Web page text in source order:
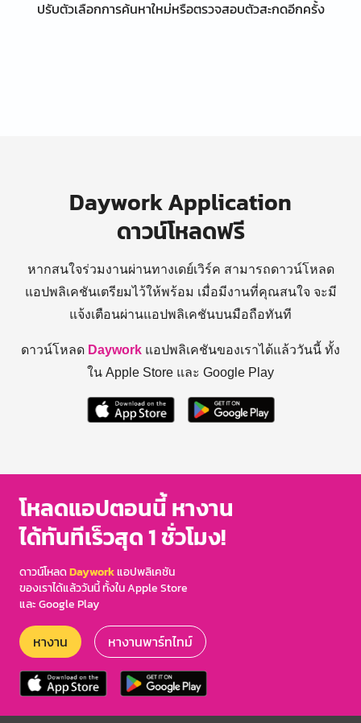
ปรับตัวเลือกการค้นหาใหม่หรือตรวจสอบตัวสะกดอีกครั้ง
Daywork Application
ดาวน์โหลดฟรี
หากสนใจร่วมงานผ่านทางเดย์เวิร์ค สามารถดาวน์โหลด
แอปพลิเคชันเตรียมไว้ให้พร้อม เมื่อมีงานที่คุณสนใจ จะมี
แจ้งเตือนผ่านแอปพลิเคชันบนมือถือทันที
ดาวน์โหลด Daywork แอปพลิเคชันของเราได้แล้ววันนี้ ทั้ง
ใน Apple Store และ Google Play
โหลดแอปตอนนี้ หางาน
ได้ทันทีเร็วสุด 1 ชั่วโมง!
ดาวน์โหลดDayworkแอปพลิเคชัน
ของเราได้แล้ววันนี้ ทั้งใน Apple Store
และ Google Play
หางาน หางานพาร์ทไทม์